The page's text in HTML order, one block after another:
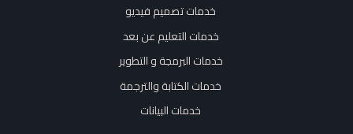
خدمات تصميم فيديو
خدمات التعليم عن بعد
خدمات البرمجة و التطوير
خدمات الكتابة والترجمة
خدمات البيانات